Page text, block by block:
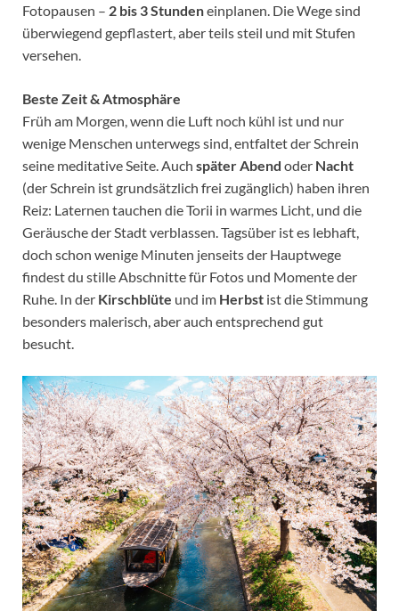
Fotopausen – 2 bis 3 Stundeneinplanen. Die Wege sind
überwiegend gepflastert, aber teils steil und mit Stufen
versehen.
Beste Zeit & Atmosphäre
Früh am Morgen, wenn die Luft noch kühl ist und nur
wenige Menschen unterwegs sind, entfaltet der Schrein
seine meditative Seite. Auch später Abend oder Nacht
(der Schrein ist grundsätzlich frei zugänglich) haben ihren
Reiz: Laternen tauchen die Torii in warmes Licht, und die
Geräusche der Stadt verblassen. Tagsüber ist es lebhaft,
doch schon wenige Minuten jenseits der Hauptwege
findest du stille Abschnitte für Fotos und Momente der
Ruhe. In der Kirschblüte und im Herbst ist die Stimmung
besonders malerisch, aber auch entsprechend gut
besucht.